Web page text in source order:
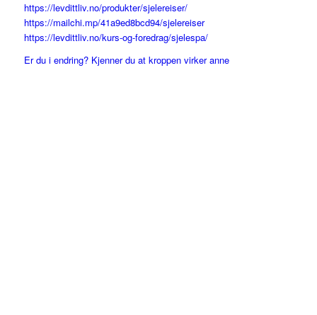
https://levdittliv.no/produkter/sjelereiser/
https://mailchi.mp/41a9ed8bcd94/sjelereiser
https://levdittliv.no/kurs-og-foredrag/sjelespa/
Er du i endring? Kjenner du at kroppen virker anne